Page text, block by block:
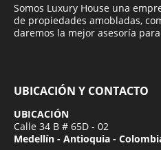
Somos Luxury House una
de propiedades amobladas,
daremos la mejor asesoría
UBICACIÓN Y CONTACTO
UBICACIÓN
Calle 34 B # 65D - 02
Medellín - Antioquia -